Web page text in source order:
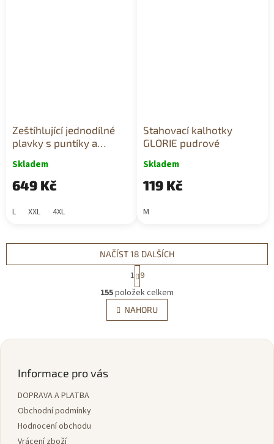
Zeštíhlující jednodílné
plavky s puntíky a
modré
Skladem
649 Kč
L XXL 4XL
Stahovací kalhotky
GLORIE pudrové
Skladem
119 Kč
M
O
v
l
á
NAČÍST 18 DALŠÍCH
S
t
r
á
n
k
v
1 9
155položek celkem
NAHORU
Z
Informace pro vás
DOPRAVA A PLATBA
Obchodní podmínky
Hodnocení obchodu
Vrácení zboží